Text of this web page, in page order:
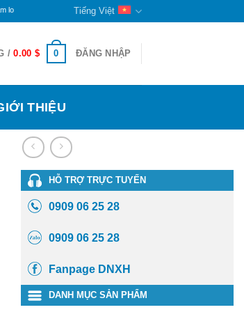
các bạn khuyết tật và trẻ mồ côi ở đây. Phần còn lại sẽ tiếp tục
Tiếng Việt
/0.00 $ 0 ĐĂNG NHẬP
THIỆU
HỖ TRỢ TRỰC TUYẾN
0909 06 25 28
0909 06 25 28
Fanpage DNXH
DANH MỤC SẢN PHẨM